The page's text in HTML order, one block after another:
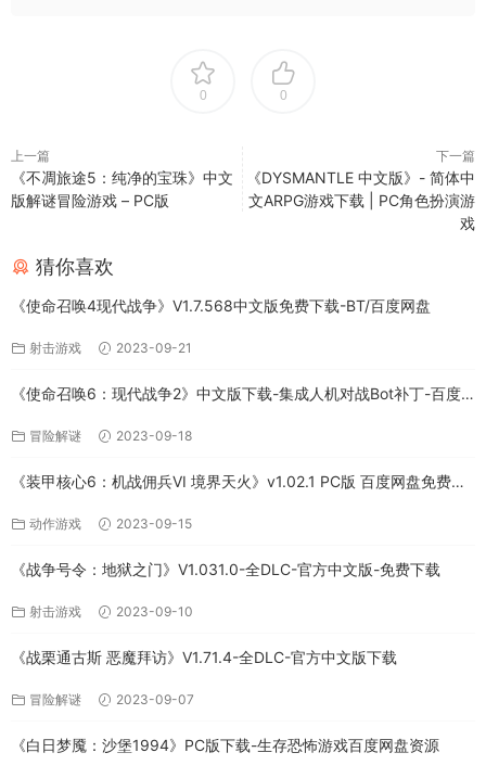
0 0
上一篇
《不凋旅途5：纯净的宝珠》中文
版解谜冒险游戏 – PC版
下一篇
《DYSMANTLE 中文版》- 简体中
文ARPG游戏下载 | PC角色扮演游
戏
猜你喜欢
《使命召唤4现代战争》V1.7.568中文版免费下载-BT/百度网盘
射击游戏 2023-09-21
《使命召唤6：现代战争2》中文版下载-集成人机对战Bot补丁-百度
冒险解谜 2023-09-18
《装甲核心6：机战佣兵VI 境界天火》v1.02.1 PC版 百度网盘免费下
动作游戏 2023-09-15
《战争号令：地狱之门》V1.031.0-全DLC-官方中文版-免费下载
射击游戏 2023-09-10
《战栗通古斯 恶魔拜访》V1.71.4-全DLC-官方中文版下载
冒险解谜 2023-09-07
《白日梦魇：沙堡1994》PC版下载-生存恐怖游戏百度网盘资源